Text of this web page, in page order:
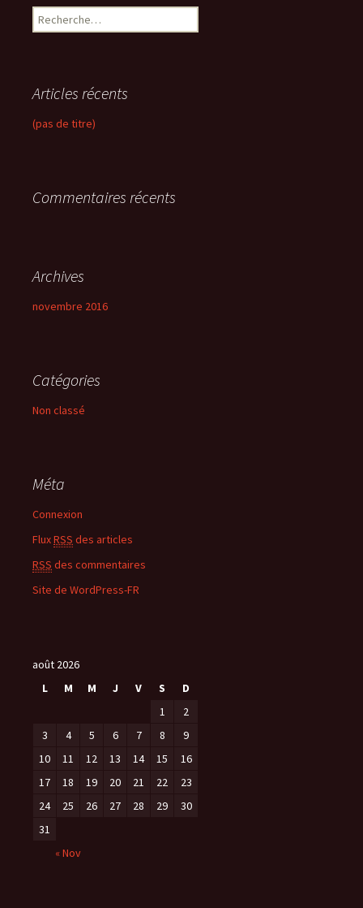
R
e
r
c
h
:
Articles récents
(pas de titre)
Commentaires récents
Archives
novembre 2016
Catégories
Non classé
Méta
Connexion
FluxRSS des articles
RSS des commentaires
Site de WordPress-FR
août 2026
L
M M J V S D
« Nov
1
2
3
4 5 6 7 8
9
10
11 12 13 14 15
16
17
18 19 20 21 22
23
24
25 26 27 28 29
30
31